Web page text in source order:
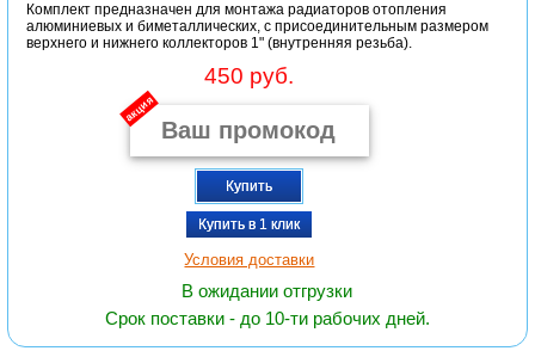
Комплект предназначен для монтажа радиаторов отопления
алюминиевых и биметаллических, с присоединительным размером
верхнего и нижнего коллекторов 1" (внутренняя резьба).
450 руб.
акция
Купить
Купить в 1 клик
Условия доставки
В ожидании отгрузки
Срок поставки - до 10-ти рабочих дней.